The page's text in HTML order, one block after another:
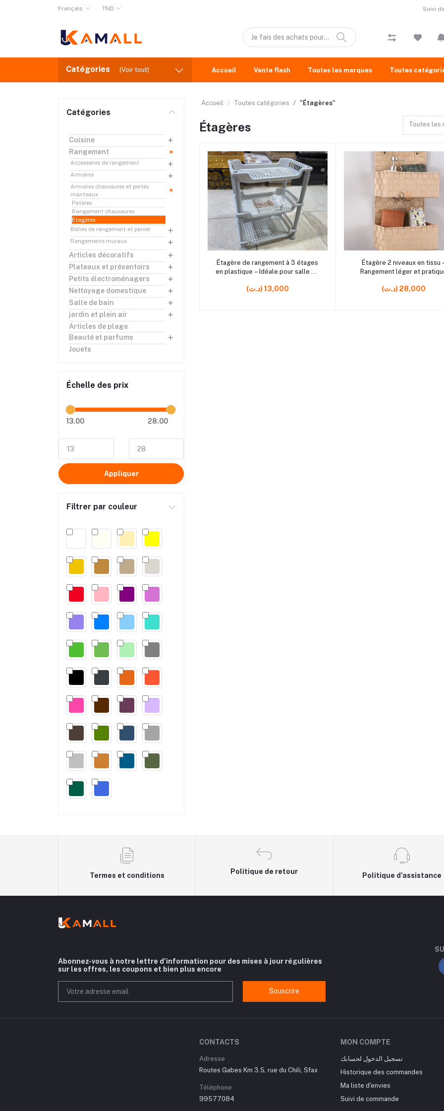
Français TND Suivi
Catégories (Voir tout) Accueil Vente flash Toutes les marques Toutes
Catégories
Cuisine
Rangement
Accessoires de rangement
Armoires
Armoires chaussures et portes
manteaux
Patères
Rangement chaussures
Étagères
Boîtes de rangement et panier
Rangements muraux
Articles décoratifs
Plateaux et présentoirs
Petits électroménagers
Nettoyage domestique
Salle de bain
jardin et plein air
Articles de plage
Beauté et parfums
Jouets
Échelle des prix
13.00 28.00
Appliquer
Filtrer par couleur
Accueil Toutes catégories "Étagères"
Étagères Toutes les
rrrrrr0
Ajouter au panier
Étagère de rangement à 3 étages
en plastique – Idéale pour salle de
(د.ت) 13,000
Ajouter au panier
Étagère 2 niveaux en tissu
Rangement léger et
(د.ت) 28,000
Termes et conditions
Politique de retour
Politique d'assistance
Abonnez-vous à notre lettre d'information pour des mises à jour régulières
sur les offres, les coupons et bien plus encore
Souscrire
CONTACTS
Adresse
Routes Gabes Km 3.5, rue du Chili, Sfax
Téléphone
99577084
MON COMPTE
تسجيل الدخول لحسابك
Historique des commandes
Ma liste d'envies
Suivi de commande